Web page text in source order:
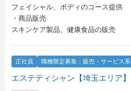
フェイシャル、ボディのコース提供
・商品販売
スキンケア製品、健康食品の販売
正社員 職種限定募集：販売・サービス系
エステティシャン【埼玉エリア】